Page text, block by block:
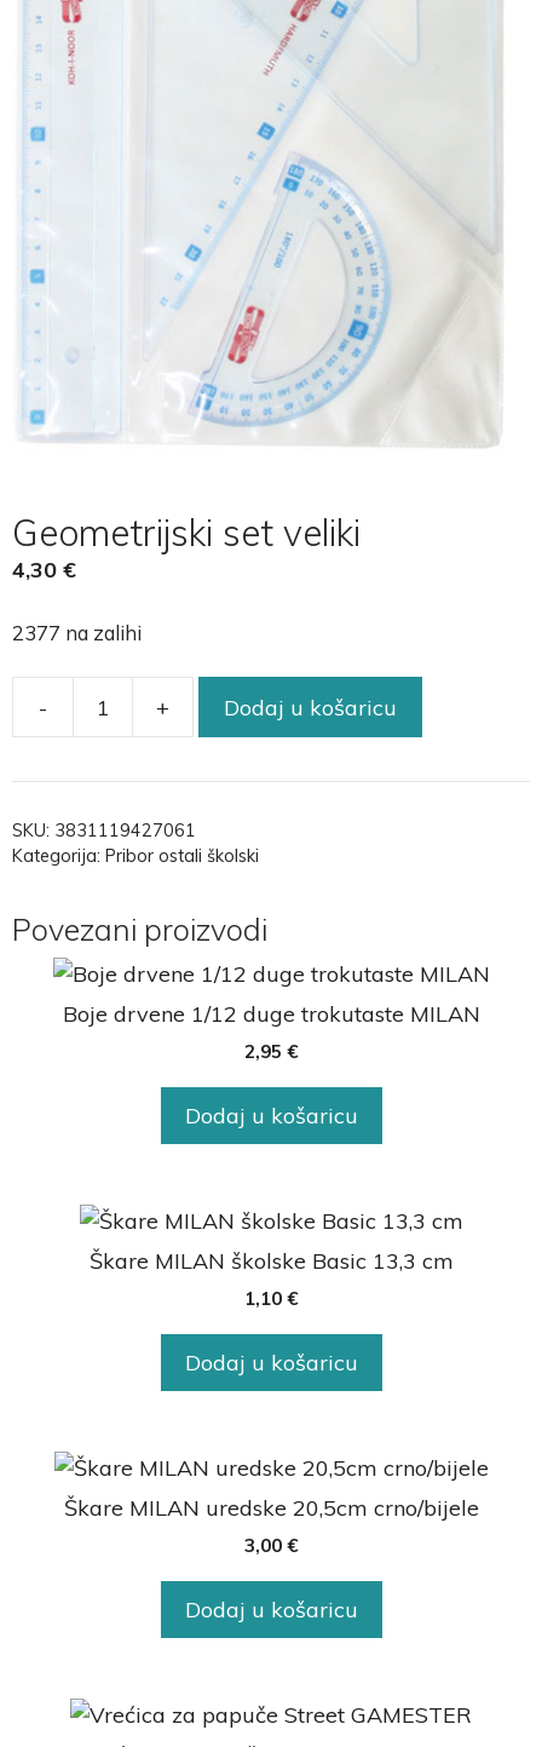
Geometrijski set veliki
4,30 €
2377 na zalihi
- + Dodaj u košaricu
SKU: 3831119427061
Kategorija: Pribor ostali školski
Povezani proizvodi
Boje drvene 1/12 duge trokutaste MILAN
2,95 €
Dodaj u košaricu
Škare MILAN školske Basic 13,3 cm
1,10 €
Dodaj u košaricu
Škare MILAN uredske 20,5cm crno/bijele
3,00 €
Dodaj u košaricu